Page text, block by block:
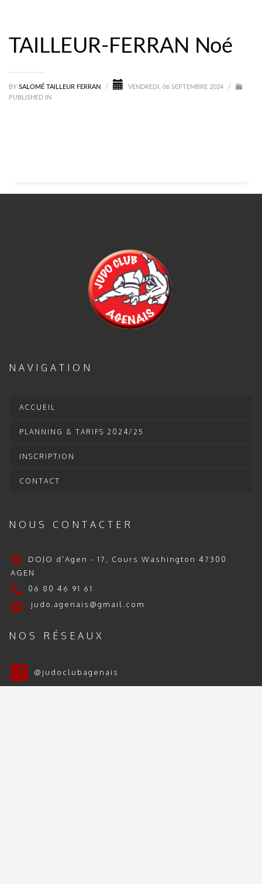
TAILLEUR-FERRAN Noé
BY SALOMÉ TAILLEUR FERRAN / VENDREDI, 06 SEPTEMBRE 2024
/
PUBLISHED IN
NOUS CONTACTER
DOJO d'Agen - 17, Cours Washington 47300
AGEN
06 80 46 91 61
judo.agenais@gmail.com
NAVIGATION
ACCUEIL
PLANNING & TARIFS 2024/25
INSCRIPTION
CONTACT
NOS RÉSEAUX
@judoclubagenais